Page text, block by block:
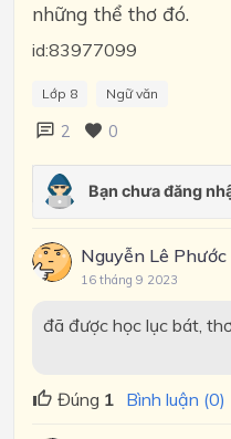
những thể thơ đó.
id:83977099
Lớp 8 Ngữ văn
2 0
Nguyễn Lê
16 tháng 9 2023
đã được học lục bát,
Đúng 1 Bình luận (0)